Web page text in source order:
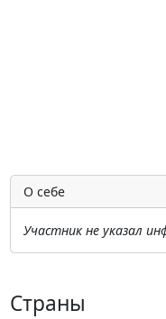
О себе
Участник не указал
Страны